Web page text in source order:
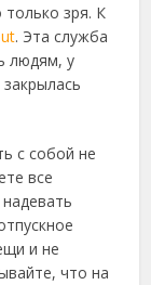
только зря. К
. Эта служба
людям, у
с собой не
все
и не
что на